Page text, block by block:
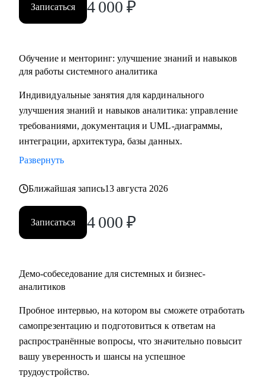
Записаться 4 000 ₽
Обучение и менторинг: улучшение знаний и навыков
для работы системного аналитика
Индивидуальные занятия для кардинального
улучшения знаний и навыков аналитика: управление
требованиями, документация и UML-диаграммы,
интеграции, архитектура, базы данных.
Развернуть
Ближайшая запись13 августа 2026
Записаться 4 000 ₽
Демо-собеседование для системных и бизнес-
аналитиков
Пробное интервью, на котором вы сможете отработать
самопрезентацию и подготовиться к ответам на
распространённые вопросы, что значительно повысит
вашу уверенность и шансы на успешное
трудоустройство.